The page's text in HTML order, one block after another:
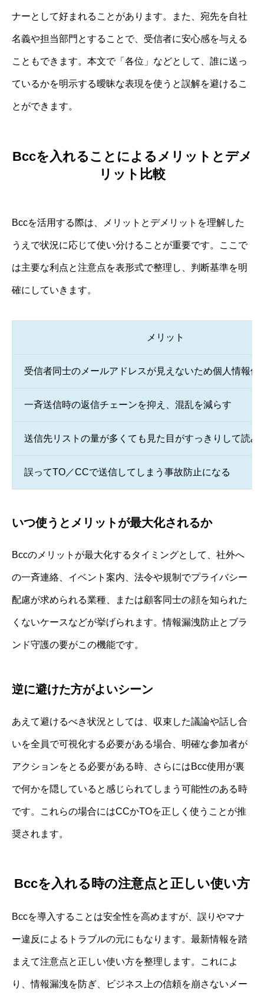
ナーとして好まれることがあります。また、宛先を自社
名義や担当部門とすることで、受信者に安心感を与える
こともできます。本文で「各位」などとして、誰に送っ
ているかを明示する曖昧な表現を使うと誤解を避けるこ
とができます。
Bccを入れることによるメリットとデメ
リット比較
Bccを活用する際は、メリットとデメリットを理解した
うえで状況に応じて使い分けることが重要です。ここで
は主要な利点と注意点を表形式で整理し、判断基準を明
確にしていきます。
メリット
受信者同士のメールアドレスが見えないため個人情報保
一斉送信時の返信チェーンを抑え、混乱を減らす
送信先リストの量が多くても見た目がすっきりして読み
誤ってTO／CCで送信してしまう事故防止になる
いつ使うとメリットが最大化されるか
Bccのメリットが最大化するタイミングとして、社外へ
の一斉連絡、イベント案内、法令や規制でプライバシー
配慮が求められる業種、または顧客同士の顔を知られた
くないケースなどが挙げられます。情報漏洩防止とブラ
ンド守護の要がこの機能です。
逆に避けた方がよいシーン
あえて避けるべき状況としては、収束した議論や話し合
いを全員で可視化する必要がある場合、明確な参加者が
アクションをとる必要がある時、さらにはBcc使用が裏
で何かを隠していると感じられてしまう可能性のある時
です。これらの場合にはCCかTOを正しく使うことが推
奨されます。
Bccを入れる時の注意点と正しい使い方
Bccを導入することは安全性を高めますが、誤りやマナ
ー違反によるトラブルの元にもなります。最新情報を踏
まえて注意点と正しい使い方を整理します。これによ
り、情報漏洩を防ぎ、ビジネス上の信頼を崩さないメー